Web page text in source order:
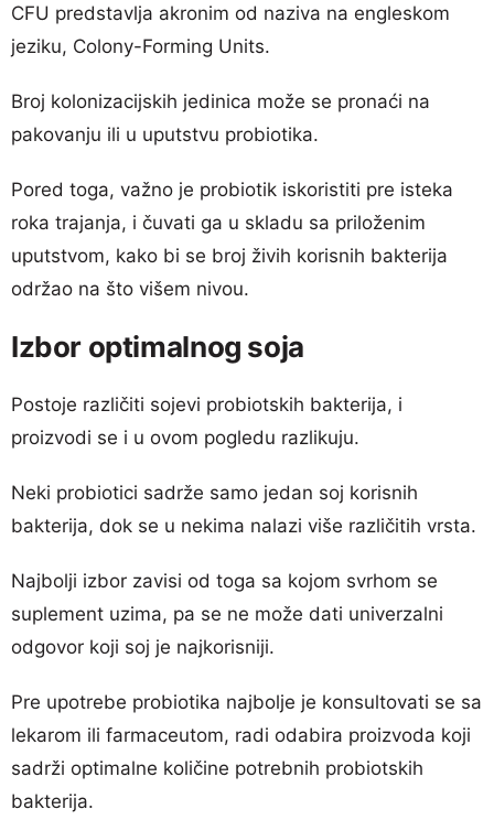
CFU predstavlja akronim od naziva na engleskom
jeziku, Colony-Forming Units.
Broj kolonizacijskih jedinica može se pronaći na
pakovanju ili u uputstvu probiotika.
Pored toga, važno je probiotik iskoristiti pre isteka
roka trajanja, i čuvati ga u skladu sa priloženim
uputstvom, kako bi se broj živih korisnih bakterija
održao na što višem nivou.
Izbor optimalnog soja
Postoje različiti sojevi probiotskih bakterija, i
proizvodi se i u ovom pogledu razlikuju.
Neki probiotici sadrže samo jedan soj korisnih
bakterija, dok se u nekima nalazi više različitih vrsta.
Najbolji izbor zavisi od toga sa kojom svrhom se
suplement uzima, pa se ne može dati univerzalni
odgovor koji soj je najkorisniji.
Pre upotrebe probiotika najbolje je konsultovati se sa
lekarom ili farmaceutom, radi odabira proizvoda koji
sadrži optimalne količine potrebnih probiotskih
bakterija.